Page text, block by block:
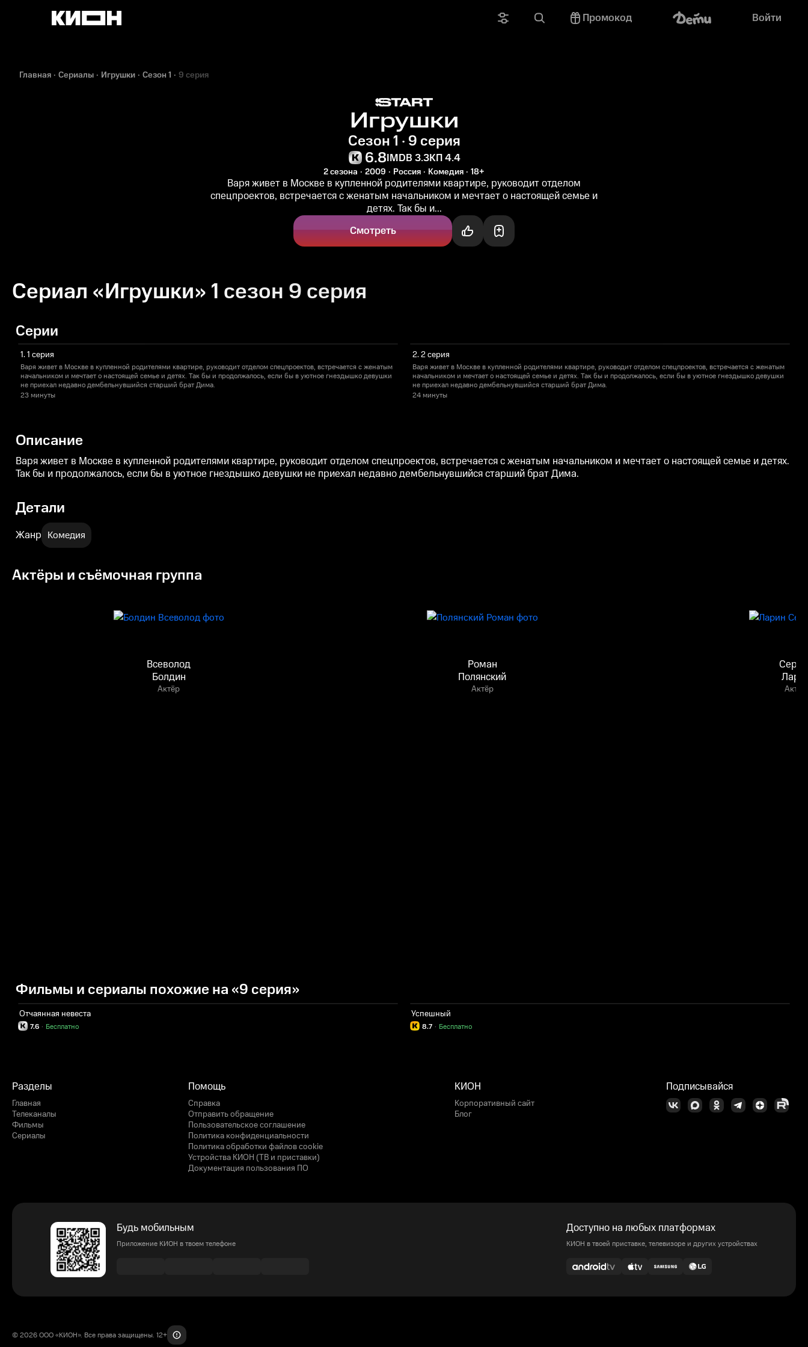
Промокод Войти
Главная Сериалы Игрушки Сезон 1 9 серия
Игрушки
Сезон 1 · 9 серия
6.8IMDB 3.3КП 4.4
2 сезона 2009 Россия Комедия 18+
Варя живет в Москве в купленной родителями квартире, руководит отделом
спецпроектов, встречается с женатым начальником и мечтает о настоящей семье и
детях. Так бы и...
Смотреть
Сериал «Игрушки» 1 сезон 9 серия
Серии
1. 1 серия
Варя живет в Москве в купленной родителями квартире, руководит отделом спецпроектов, встречается с женатым
начальником и мечтает о настоящей семье и детях. Так бы и продолжалось, если бы в уютное гнездышко девушки
не приехал недавно дембельнувшийся старший брат Дима.
23 минуты
2. 2 серия
Варя живет в Москве в купленной родителями квартире, руководит отделом спецпроектов, встречается с женатым
начальником и мечтает о настоящей семье и детях. Так бы и продолжалось, если бы в уютное гнездышко девушки
не приехал недавно дембельнувшийся старший брат Дима.
24 минуты
Описание
Варя живет в Москве в купленной родителями квартире, руководит отделом спецпроектов, встречается с женатым начальником и мечтает о настоящей семье и детях.
Так бы и продолжалось, если бы в уютное гнездышко девушки не приехал недавно дембельнувшийся старший брат Дима.
Детали
Жанр Комедия
Актёры и съёмочная группа
Всеволод
Болдин
Актёр
Роман
Полянский
Актёр Актёр
Фильмы и сериалы похожие на «9 серия»
Отчаянная невеста
7.6 Бесплатно
·
Успешный
8.7 Бесплатно
·
Разделы
Главная
Телеканалы
Фильмы
Сериалы
Помощь
Справка
Отправить обращение
Пользовательское соглашение
Политика конфиденциальности
Политика обработки файлов cookie
Устройства КИОН (ТВ и приставки)
Документация пользования ПО
КИОН
Корпоративный сайт
Блог
Подписывайся
Будь мобильным
Приложение КИОН в твоем телефоне
Доступно на любых платформах
КИОН в твоей приставке, телевизоре и других устройствах
© 2026 ООО «КИОН». Все права защищены. 12+